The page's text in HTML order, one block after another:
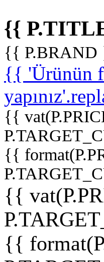
{{
{{
{{ 'Ürünün
{{
{{
{{
{{